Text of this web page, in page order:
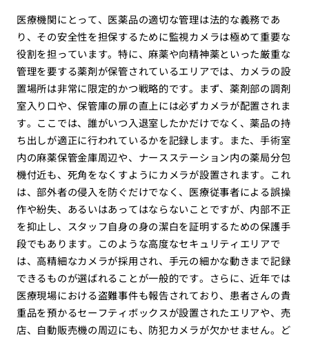
医療機関にとって、医薬品の適切な管理は法的な義務であ
り、その安全性を担保するために監視カメラは極めて重要な
役割を担っています。特に、麻薬や向精神薬といった厳重な
管理を要する薬剤が保管されているエリアでは、カメラの設
置場所は非常に限定的かつ戦略的です。まず、薬剤部の調剤
室入り口や、保管庫の扉の直上には必ずカメラが配置されま
す。ここでは、誰がいつ入退室したかだけでなく、薬品の持
ち出しが適正に行われているかを記録します。また、手術室
内の麻薬保管金庫周辺や、ナースステーション内の薬局分包
機付近も、死角をなくすようにカメラが設置されます。これ
は、部外者の侵入を防ぐだけでなく、医療従事者による誤操
作や紛失、あるいはあってはならないことですが、内部不正
を抑止し、スタッフ自身の身の潔白を証明するための保護手
段でもあります。このような高度なセキュリティエリアで
は、高精細なカメラが採用され、手元の細かな動きまで記録
できるものが選ばれることが一般的です。さらに、近年では
医療現場における盗難事件も報告されており、患者さんの貴
重品を預かるセーフティボックスが設置されたエリアや、売
店、自動販売機の周辺にも、防犯カメラが欠かせません。ど